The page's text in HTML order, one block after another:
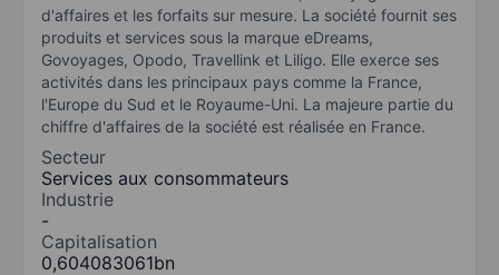
d'affaires et les forfaits sur mesure. La société fournit ses
produits et services sous la marque eDreams,
Govoyages, Opodo, Travellink et Liligo. Elle exerce ses
activités dans les principaux pays comme la France,
l'Europe du Sud et le Royaume-Uni. La majeure partie du
chiffre d'affaires de la société est réalisée en France.
Secteur
Services aux consommateurs
Industrie
-
Capitalisation
0,604083061bn